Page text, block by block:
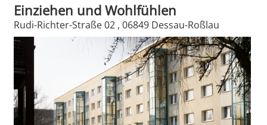
Einziehen und Wohlfühlen
Rudi-Richter-Straße 02 , 06849 Dessau-Roßlau